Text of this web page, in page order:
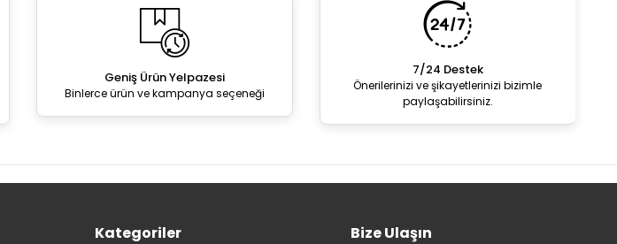
Geniş Ürün Yelpazesi
Binlerce ürün ve kampanya seçeneği
7/24 Destek
Önerilerinizi ve şikayetlerinizi bizimle
paylaşabilirsiniz.
Kategoriler Bize Ulaşın